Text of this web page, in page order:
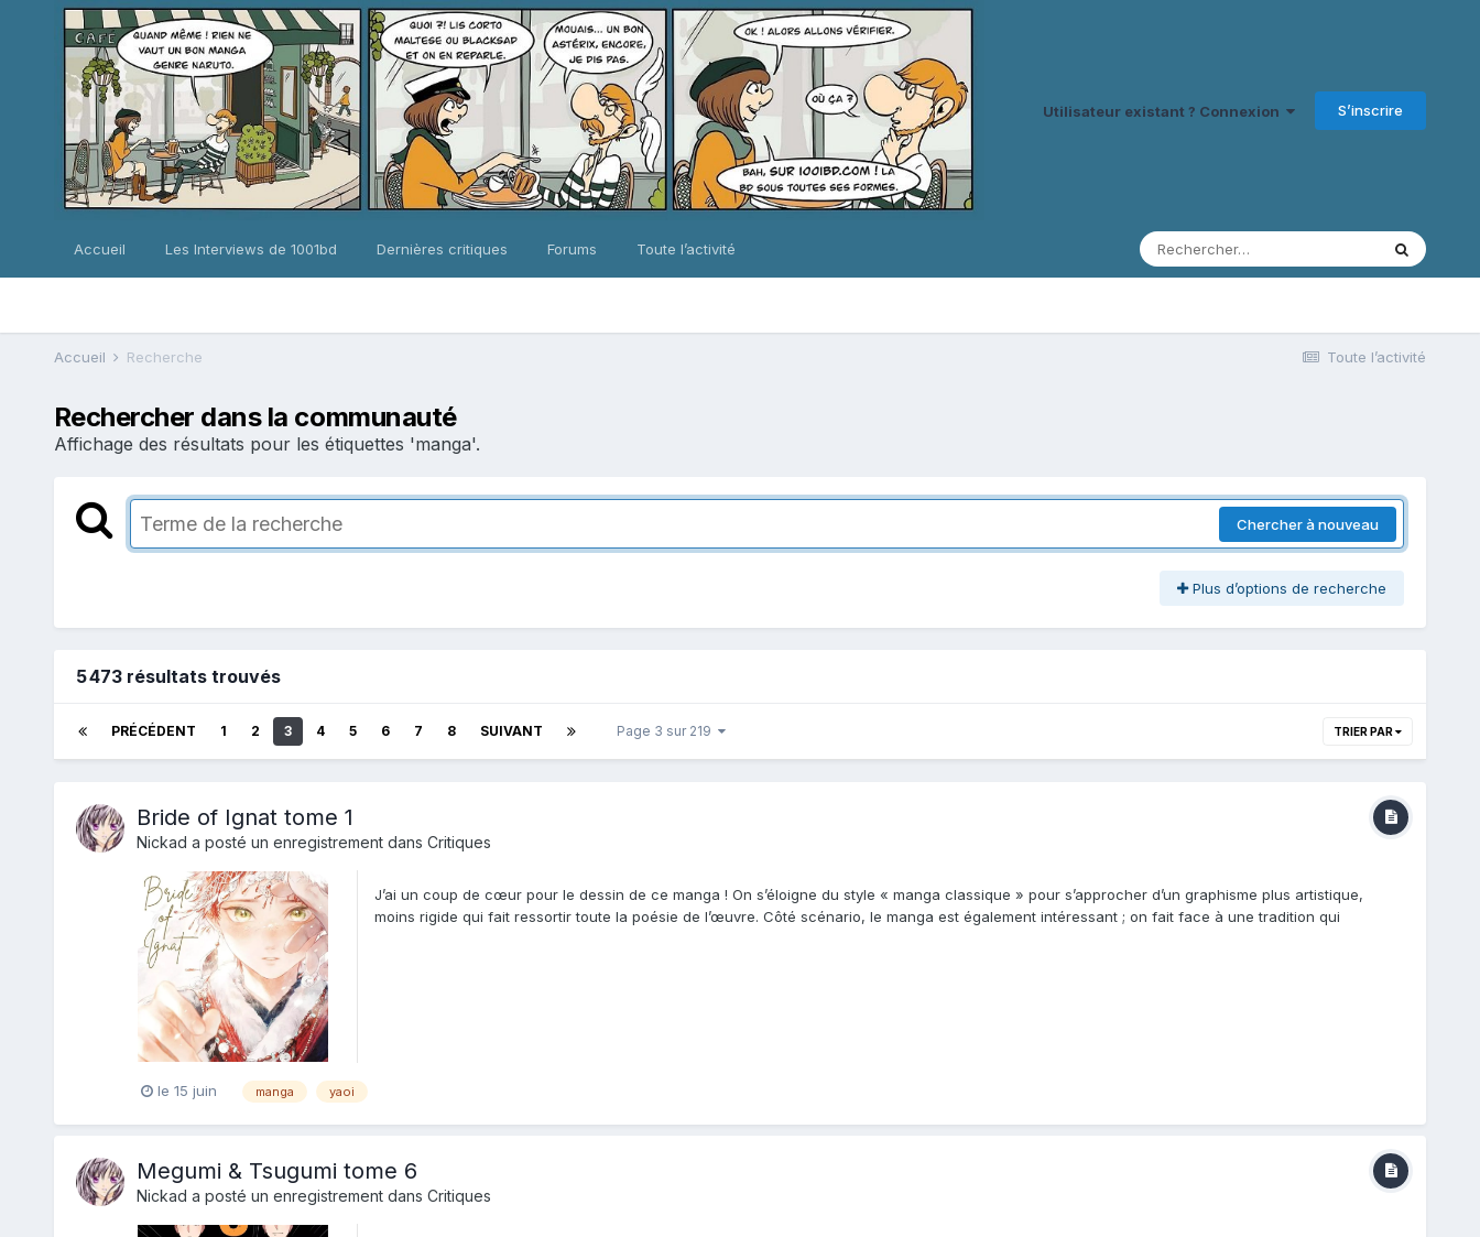
Utilisateur existant ? Connexion S’inscrire
Accueil Les Interviews de 1001bd Dernières critiques Forums Toute l’activité
Toute l’activité
Accueil Recherche
Rechercher dans la communauté
Affichage des résultats pour les étiquettes 'manga'.
Chercher à nouveau
Plus d’options de recherche
5 473 résultats trouvés
PRÉCÉDENT 1 2 3 4 5 6 7 8 SUIVANT Page 3 sur 219 TRIER PAR
Bride of Ignat tome 1
Nickad a posté un enregistrement dans Critiques
J’ai un coup de cœur pour le dessin de ce manga ! On s’éloigne du style « manga classique » pour s’approcher d’un graphisme plus artistique,
moins rigide qui fait ressortir toute la poésie de l’œuvre. Côté scénario, le manga est également intéressant ; on fait face à une tradition qui
le 15 juin manga yaoi
Megumi & Tsugumi tome 6
Nickad a posté un enregistrement dans Critiques